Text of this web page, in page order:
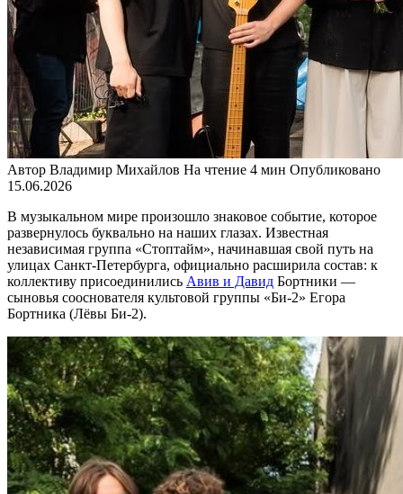
Автор Владимир Михайлов На чтение 4 мин Опубликовано
15.06.2026
В музыкальном мире произошло знаковое событие, которое
развернулось буквально на наших глазах. Известная
независимая группа «Стоптайм», начинавшая свой путь на
улицах Санкт-Петербурга, официально расширила состав: к
коллективу присоединились Авив и Давид Бортники —
сыновья сооснователя культовой группы «Би-2» Егора
Бортника (Лёвы Би-2).